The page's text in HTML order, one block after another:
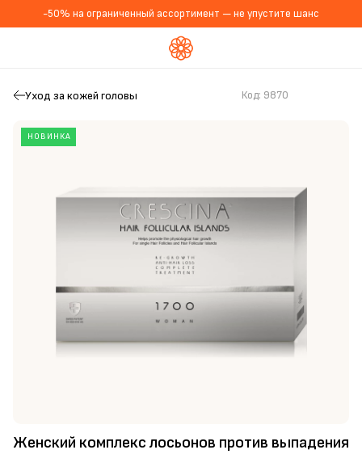
-50% на ограниченный ассортимент — не упустите шанс
Уход за кожей головы
НОВИНКА
Женский комплекс лосьонов против выпадения
Код: 9870